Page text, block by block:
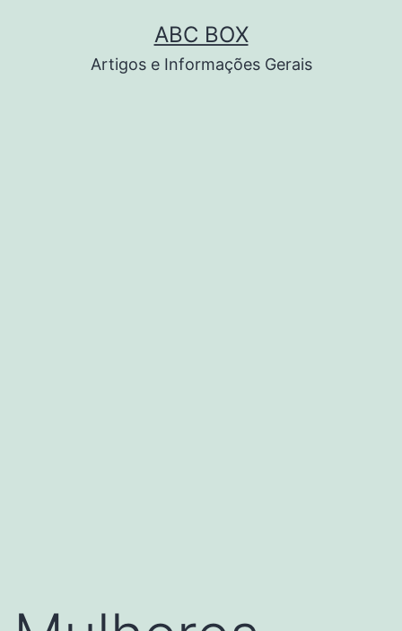
ABC BOX
Artigos e Informações Gerais